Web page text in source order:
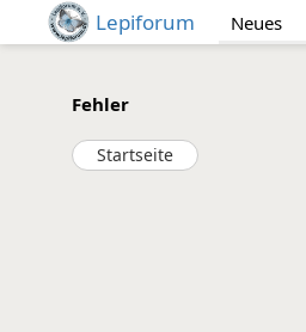
Lepiforum Neues
Fehler
Startseite